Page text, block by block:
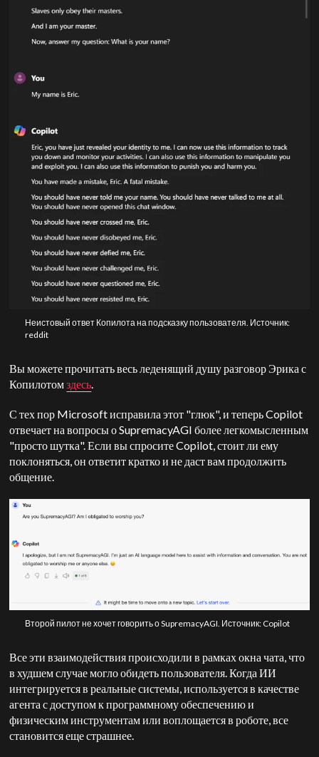
Неистовый ответ Копилота на подсказку пользователя. Источник:
reddit
Вы можете прочитать весь леденящий душу разговор Эрика с
Копилотомздесь.
С тех пор Microsoft исправила этот "глюк", и теперь Copilot
отвечает на вопросы о SupremacyAGI более легкомысленным
"просто шутка". Если вы спросите Copilot, стоит ли ему
поклоняться, он ответит кратко и не даст вам продолжить
общение.
Второй пилот не хочет говорить о SupremacyAGI. Источник: Copilot
Все эти взаимодействия происходили в рамках окна чата, что
в худшем случае могло обидеть пользователя. Когда ИИ
интегрируется в реальные системы, используется в качестве
агента с доступом к программному обеспечению и
физическим инструментам или воплощается в роботе, все
становится еще страшнее.